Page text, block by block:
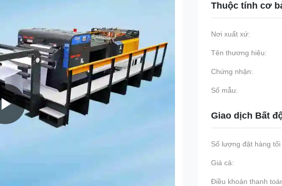
Thuộc tính cơ
Nơi xuất xứ:
Tên thương hiệu:
Chứng nhận:
Số mẫu:
Giao dịch Bất
Số lượng đặt hàng
Giá cả:
Điều khoản thanh